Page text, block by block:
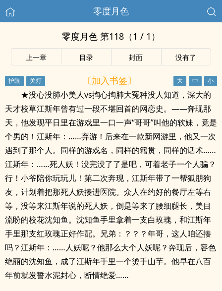
零度月色
零度月色 第118（1 / 1）
上一章 目录 封面 没有了
〔加入书签〕
★没心没肺小美人vs掏心掏肺大冤种没人知道，深大的
天才校草江斯年曾有过一段不堪回首的网恋史。——奔现那
天，他发现平日里在游戏里一口一声“哥哥”叫他的软妹，竟是
个男的！江斯年：……弃游！后来在一款新网游里，他又一次
遇到了那个人。同样的游戏名，同样的籍贯，同样的话术……
江斯年：……死人妖！没完没了了是吧，可着老子一个人骗？
行！小爷陪你玩玩儿！第二次奔现，江斯年带了一帮狐朋狗
友，计划着把那死人妖揍进医院。众人在约好的餐厅左等右
等，没等来江斯年说的死人妖，倒是等来了腰细腿长，美目
流盼的校花沈知鱼。沈知鱼手里拿着一支白玫瑰，和江斯年
手里那支红玫瑰正好作配。兄弟：？？？年哥，这人咱还揍
吗？江斯年：……人妖呢？他那么大个人妖呢？奔现后，容色
绝丽的沈知鱼，成了江斯年手里一个烫手山芋。他早在八百
年前就发誓水泥封心，断情绝爱……